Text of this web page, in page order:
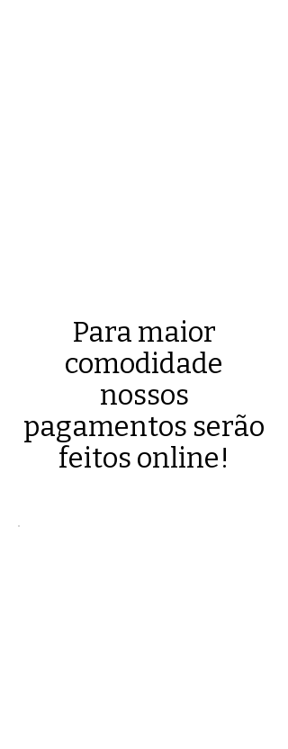
Para maior
comodidade
nossos
pagamentos serão
feitos online!